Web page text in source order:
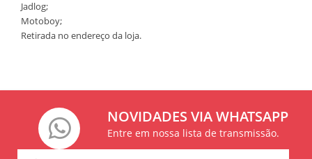
Jadlog;
Motoboy;
Retirada no endereço da loja.
NOVIDADES VIA WHATSAPP
Entre em nossa lista de transmissão.